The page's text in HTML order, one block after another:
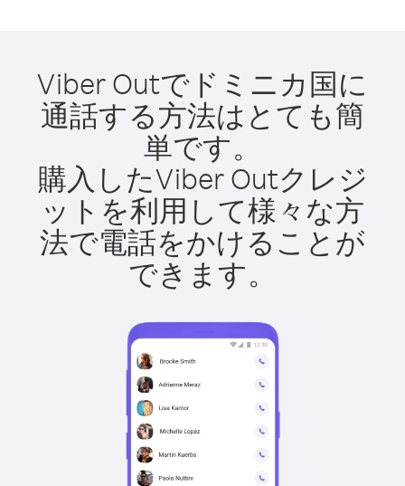
Viber Outでドミニカ国に
通話する方法はとても簡
単です。
購入したViber Outクレジ
ットを利用して様々な方
法で電話をかけることが
できます。